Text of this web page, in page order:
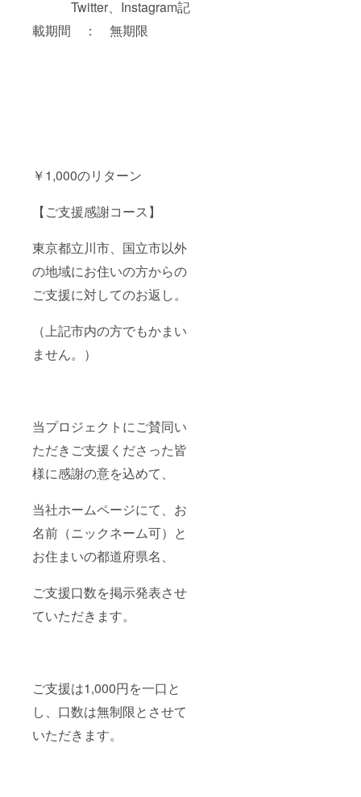
Twitter、Instagram記
載期間 ： 無期限
￥1,000のリターン
【ご支援感謝コース】
東京都立川市、国立市以外
の地域にお住いの方からの
ご支援に対してのお返し。
（上記市内の方でもかまい
ません。）
当プロジェクトにご賛同い
ただきご支援くださった皆
様に感謝の意を込めて、
当社ホームページにて、お
名前（ニックネーム可）と
お住まいの都道府県名、
ご支援口数を掲示発表させ
ていただきます。
ご支援は1,000円を一口と
し、口数は無制限とさせて
いただきます。